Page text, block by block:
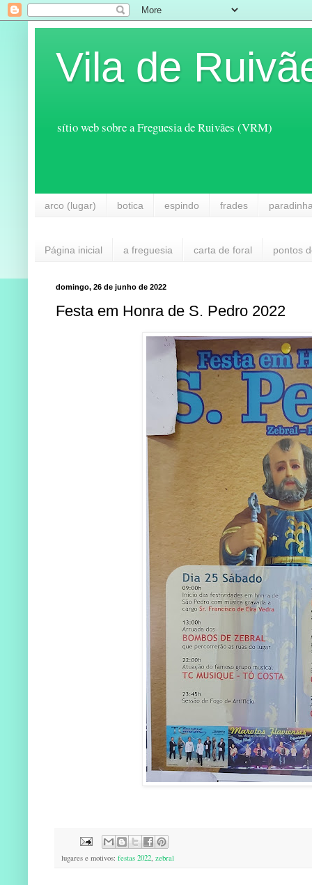
Vila de
sítio web sobre a Freguesia de Ruivães (VRM)
arco (lugar) botica espindo frades
Página inicial a freguesia carta de foral pontos
domingo, 26 de junho de 2022
Festa em Honra de S. Pedro 2022
lugares e motivos: festas 2022, zebral